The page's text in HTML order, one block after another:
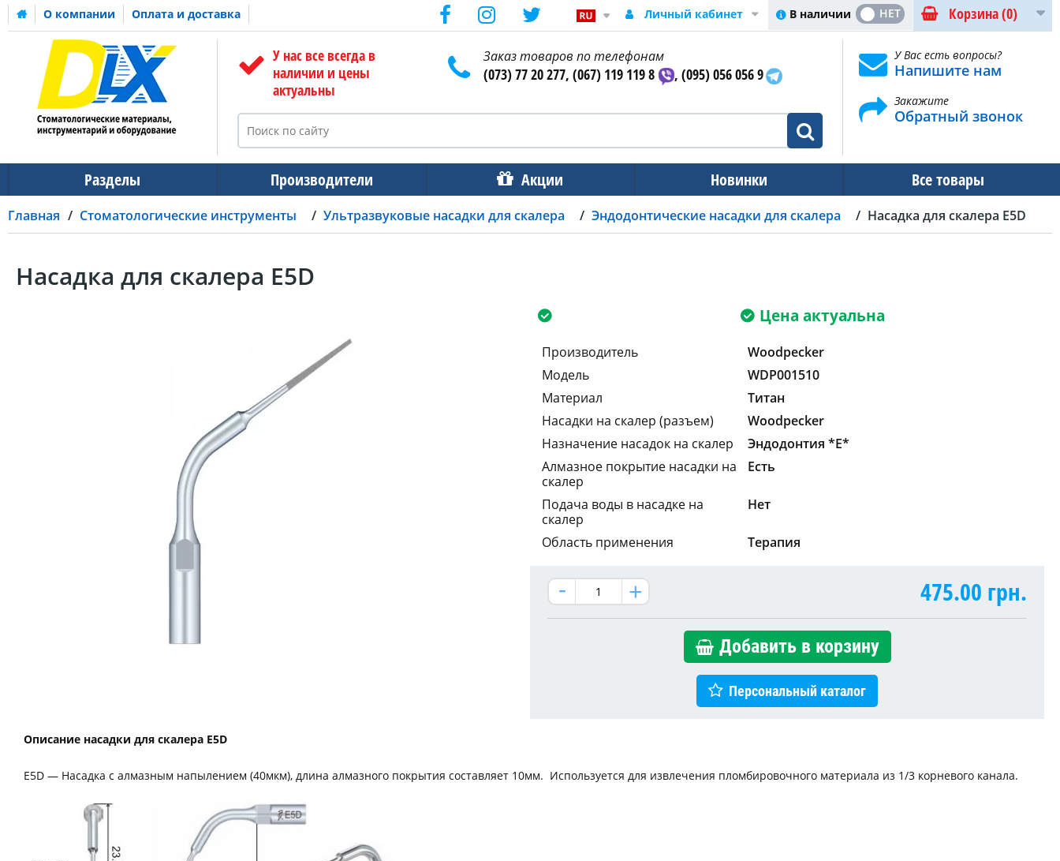
О компании Оплата и доставка Корзина(0)
В наличии
ДА НЕТ
Личный кабинет
У нас все всегда в
наличии и цены
актуальны
Заказ товаров по телефонам
(073) 77 20 277, (067) 119 119 8 , (095) 056 056 9
У Вас есть вопросы?
Напишите нам
Закажите
Обратный звонок
Разделы Производители Акции Новинки Все товары
Главная Стоматологические инструменты Ультразвуковые насадки для скалера Эндодонтические насадки для скалера Насадка для скалера E5D
Насадка для скалера E5D
Цена актуальна
Производитель
Woodpecker
Модель
WDP001510
Материал
Титан
Насадки на скалер (разъем)
Woodpecker
Назначение насадок на скалер
Эндодонтия *E*
Алмазное покрытие насадки на
скалер
Есть
Подача воды в насадке на
скалер
Нет
Область применения Терапия
475.00 грн.
Добавить в корзину
Персональный каталог
Описание насадки для скалера E5D
E5D — Насадка c алмазным напылением (40мкм), длина алмазного покрытия составляет 10мм. Используется для извлечения пломбировочного материала из 1/3 корневого канала.